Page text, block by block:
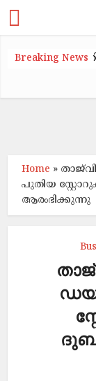
Breaking News
Home »
പുതിയ
ആരംഭിക്കുന്നു